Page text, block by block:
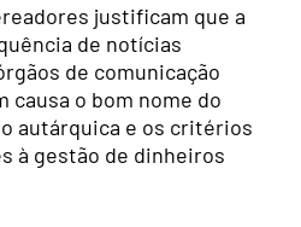
justificam que a
de notícias
de comunicação
causa o bom nome do
autárquica e os critérios
à gestão de dinheiros